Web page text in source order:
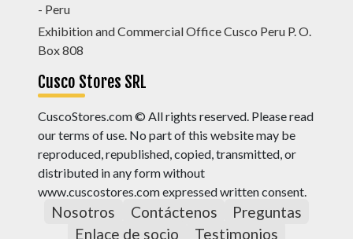
- Peru
Exhibition and Commercial Office Cusco Peru P. O.
Box 808
Cusco Stores SRL
CuscoStores.com © All rights reserved. Please read
our terms of use. No part of this website may be
reproduced, republished, copied, transmitted, or
distributed in any form without
www.cuscostores.com expressed written consent.
Nosotros Contáctenos
Preguntas
Enlace de socio
Testimonios